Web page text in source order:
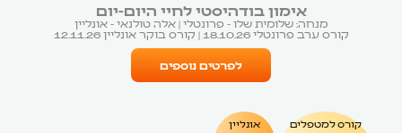
אימון בודהיסטי לחיי היום-יום
מנחה: שלומית שלו - פרונטלי | אלה טולנאי - אונליין
קורס ערב פרונטלי 18.10.26 | קורס בוקר אונליין 12.11.26
לפרטים נוספים
קורס למטפלים אונליין